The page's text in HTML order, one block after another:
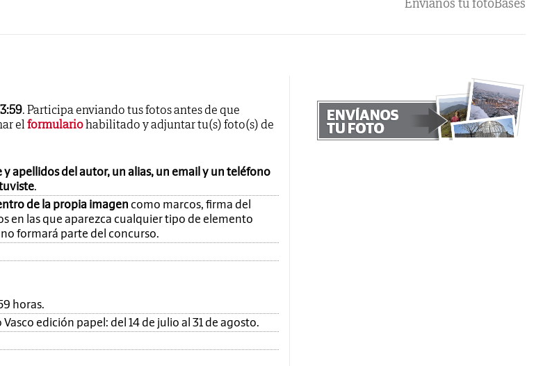
Envíanos tu fotoBases
. Participa enviando tus fotos antes de que
elformulariohabilitado y adjuntar tu(s) foto(s) de
apellidos del autor, un alias, un email y un teléfono
.
de la propia imagen como marcos, firma del
en las que aparezca cualquier tipo de elemento
formará parte del concurso.
horas.
edición papel: del 14 de julio al 31 de agosto.